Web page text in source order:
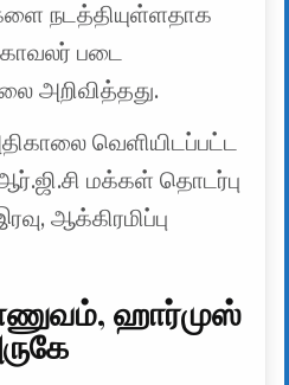
நடத்தியுள்ளதாக
காவலர் படை
அறிவித்தது.
வெளியிடப்பட்ட
மக்கள் தொடர்பு
ஆக்கிரமிப்பு
ஹார்முஸ்